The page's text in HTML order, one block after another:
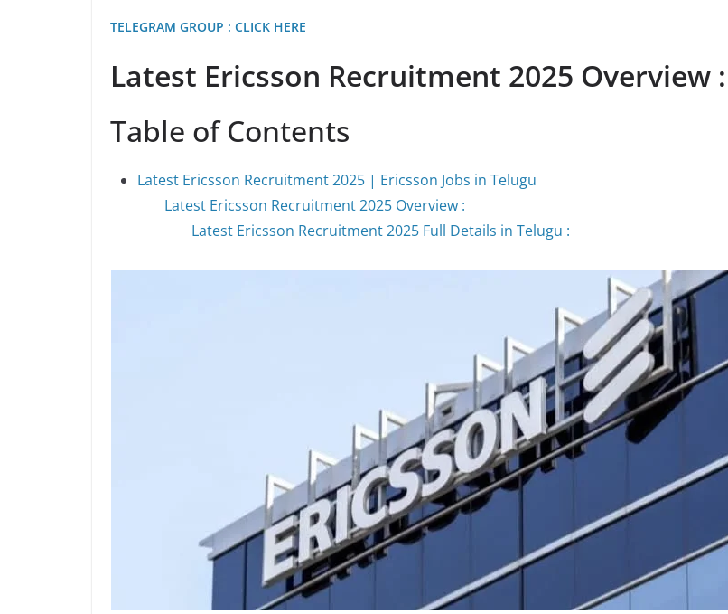
TELEGRAM GROUP : CLICK HERE
Latest Ericsson Recruitment 2025 Overview :
Table of Contents
Latest Ericsson Recruitment 2025 | Ericsson Jobs in Telugu
Latest Ericsson Recruitment 2025 Overview :
Latest Ericsson Recruitment 2025 Full Details in Telugu :